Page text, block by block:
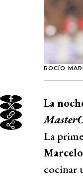
ROCÍO
La
La
cocinar